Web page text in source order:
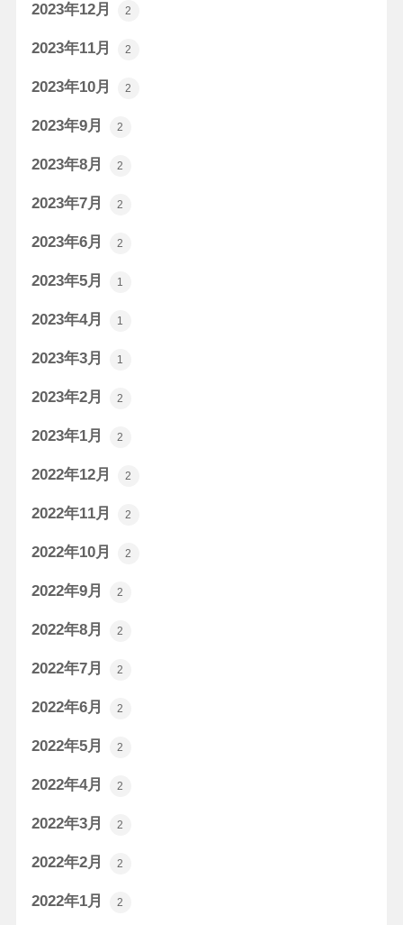
2023年12月 2
2023年11月 2
2023年10月 2
2023年9月 2
2023年8月 2
2023年7月 2
2023年6月 2
2023年5月 1
2023年4月 1
2023年3月 1
2023年2月 2
2023年1月 2
2022年12月 2
2022年11月 2
2022年10月 2
2022年9月 2
2022年8月 2
2022年7月 2
2022年6月 2
2022年5月 2
2022年4月 2
2022年3月 2
2022年2月 2
2022年1月 2